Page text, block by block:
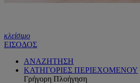
κλείσιμο
ΕΙΣΟΔΟΣ
ΑΝΑΖΗΤΗΣΗ
ΚΑΤΗΓΟΡΙΕΣ ΠΕΡΙΕΧΟΜΕΝΟΥ
Γρήγορη Πλοήγηση